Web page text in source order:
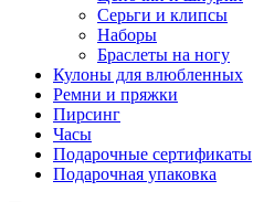
Серьги и клипсы
Наборы
Браслеты на ногу
Кулоны для влюбленных
Ремни и пряжки
Пирсинг
Часы
Подарочные сертификаты
Подарочная упаковка